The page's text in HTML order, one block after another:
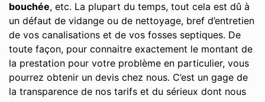
bouchée, etc. La plupart du temps, tout cela est dû à
un défaut de vidange ou de nettoyage, bref d’entretien
de vos canalisations et de vos fosses septiques. De
toute façon, pour connaitre exactement le montant de
la prestation pour votre problème en particulier, vous
pourrez obtenir un devis chez nous. C’est un gage de
la transparence de nos tarifs et du sérieux dont nous